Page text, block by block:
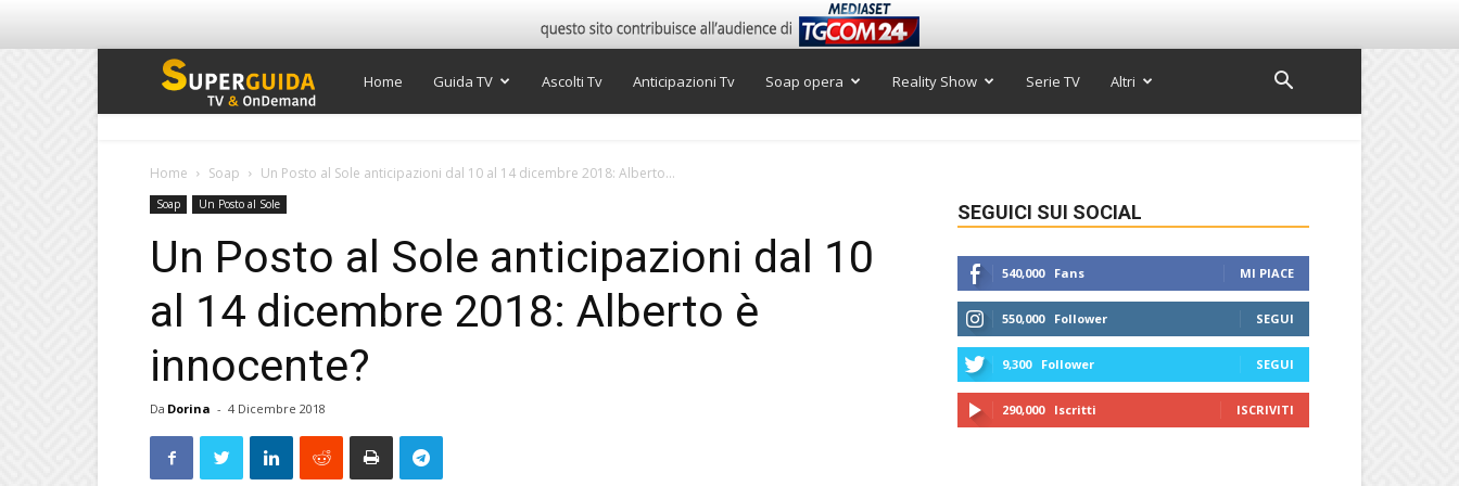
Super
Home Guida TV Ascolti Tv Anticipazioni Tv Soap opera Reality Show Serie TV Altri
Home Soap Un Posto al Sole anticipazioni dal 10 al 14 dicembre 2018: Alberto...
Soap Un Posto al Sole
Un Posto al Sole anticipazioni dal 10
al 14 dicembre 2018: Alberto è
innocente?
Da Dorina - 4 Dicembre 2018
SEGUICI SUI SOCIAL
540,000 Fans MI PIACE
550,000 Follower SEGUI
9,300 Follower SEGUI
290,000 Iscritti ISCRIVITI